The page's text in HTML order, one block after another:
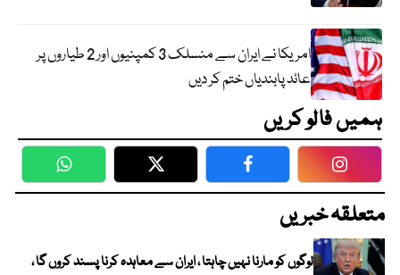
امریکا نے ایران سے منسلک 3 کمپنیوں اور 2 طیاروں پر
عائد پابندیاں ختم کر دیں
ہمیں فالو کریں
WhatsApp Twitter Facebook
متعلقہ خبریں
لوگوں کو مارنا نہیں چاہتا ، ایران سے معاہدہ کرنا پسند کروں گا ،